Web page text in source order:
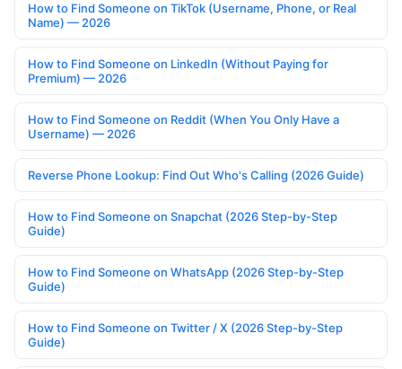
How to Find Someone on TikTok (Username, Phone, or Real
Name) — 2026
How to Find Someone on LinkedIn (Without Paying for
Premium) — 2026
How to Find Someone on Reddit (When You Only Have a
Username) — 2026
Reverse Phone Lookup: Find Out Who's Calling (2026 Guide)
How to Find Someone on Snapchat (2026 Step-by-Step
Guide)
How to Find Someone on WhatsApp (2026 Step-by-Step
Guide)
How to Find Someone on Twitter / X (2026 Step-by-Step
Guide)